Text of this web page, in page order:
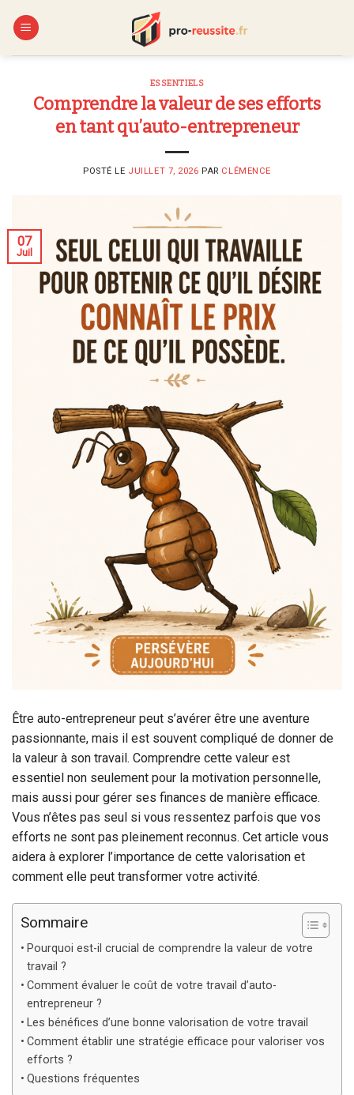
ESSENTIELS
Comprendre la valeur de ses efforts
en tant qu’auto-entrepreneur
POSTÉ LE JUILLET 7, 2026 PAR CLÉMENCE
07
Juil
Être auto-entrepreneur peut s’avérer être une aventure
passionnante, mais il est souvent compliqué de donner de
la valeur à son travail. Comprendre cette valeur est
essentiel non seulement pour la motivation personnelle,
mais aussi pour gérer ses finances de manière efficace.
Vous n’êtes pas seul si vous ressentez parfois que vos
efforts ne sont pas pleinement reconnus. Cet article vous
aidera à explorer l’importance de cette valorisation et
comment elle peut transformer votre activité.
Sommaire
Pourquoi est-il crucial de comprendre la valeur de votre
travail ?
Comment évaluer le coût de votre travail d’auto-
entrepreneur ?
Les bénéfices d’une bonne valorisation de votre travail
Comment établir une stratégie efficace pour valoriser vos
efforts ?
Questions fréquentes